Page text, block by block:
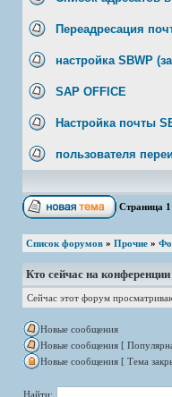
Переадресация
настройка SBWP
SAP OFFICE
Настройка почты
пользователя
Страница 1
Список форумов » Прочие »
Кто сейчас на конференции
Сейчас этот форум
Новые сообщения
Новые сообщения [
Новые сообщения [ Тема
Найти: